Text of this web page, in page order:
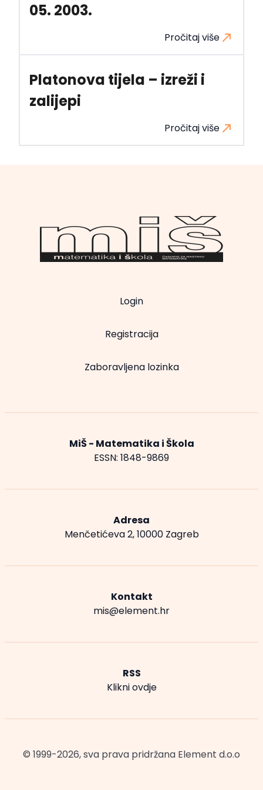
05. 2003.
Pročitaj više
Platonova tijela – izreži i
zalijepi
Pročitaj više
Login
Registracija
Zaboravljena lozinka
MiŠ - Matematika i Škola
ESSN: 1848-9869
Adresa
Menčetićeva 2, 10000 Zagreb
Kontakt
mis@element.hr
RSS
Klikni ovdje
© 1999-2026, sva prava pridržana Element d.o.o